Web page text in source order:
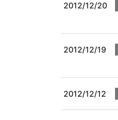
2012/12/20
2012/12/19
2012/12/12